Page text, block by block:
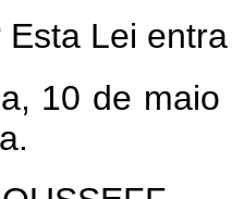
Esta Lei
10 de maio